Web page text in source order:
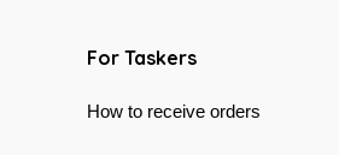
For Taskers
How to receive orders